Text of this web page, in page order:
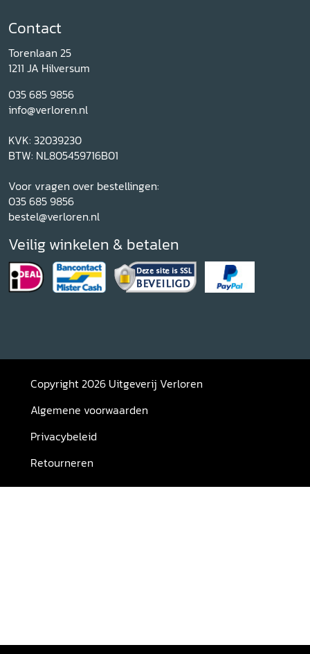
Contact
Torenlaan 25
1211 JA Hilversum
035 685 9856
info@verloren.nl
KVK: 32039230
BTW: NL805459716B01
Voor vragen over bestellingen:
035 685 9856
bestel@verloren.nl
Veilig winkelen & betalen
Copyright 2026 Uitgeverij Verloren
Algemene voorwaarden
Privacybeleid
Retourneren